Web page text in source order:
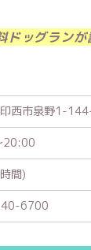
ドッグランが
西市泉野1-
20:00
間)
6700